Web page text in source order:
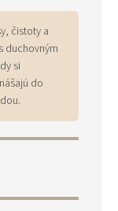
čistoty a
duchovným
si
do